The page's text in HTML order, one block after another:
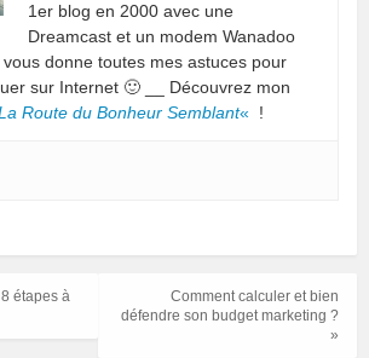
1er blog en 2000 avec une
Dreamcast et un modem Wanadoo
donne toutes mes astuces pour
sur Internet 🙂 __ Découvrez mon
Route du Bonheur Semblant« !
Comment calculer et bien
défendre son budget marketing ?
»
étapes à